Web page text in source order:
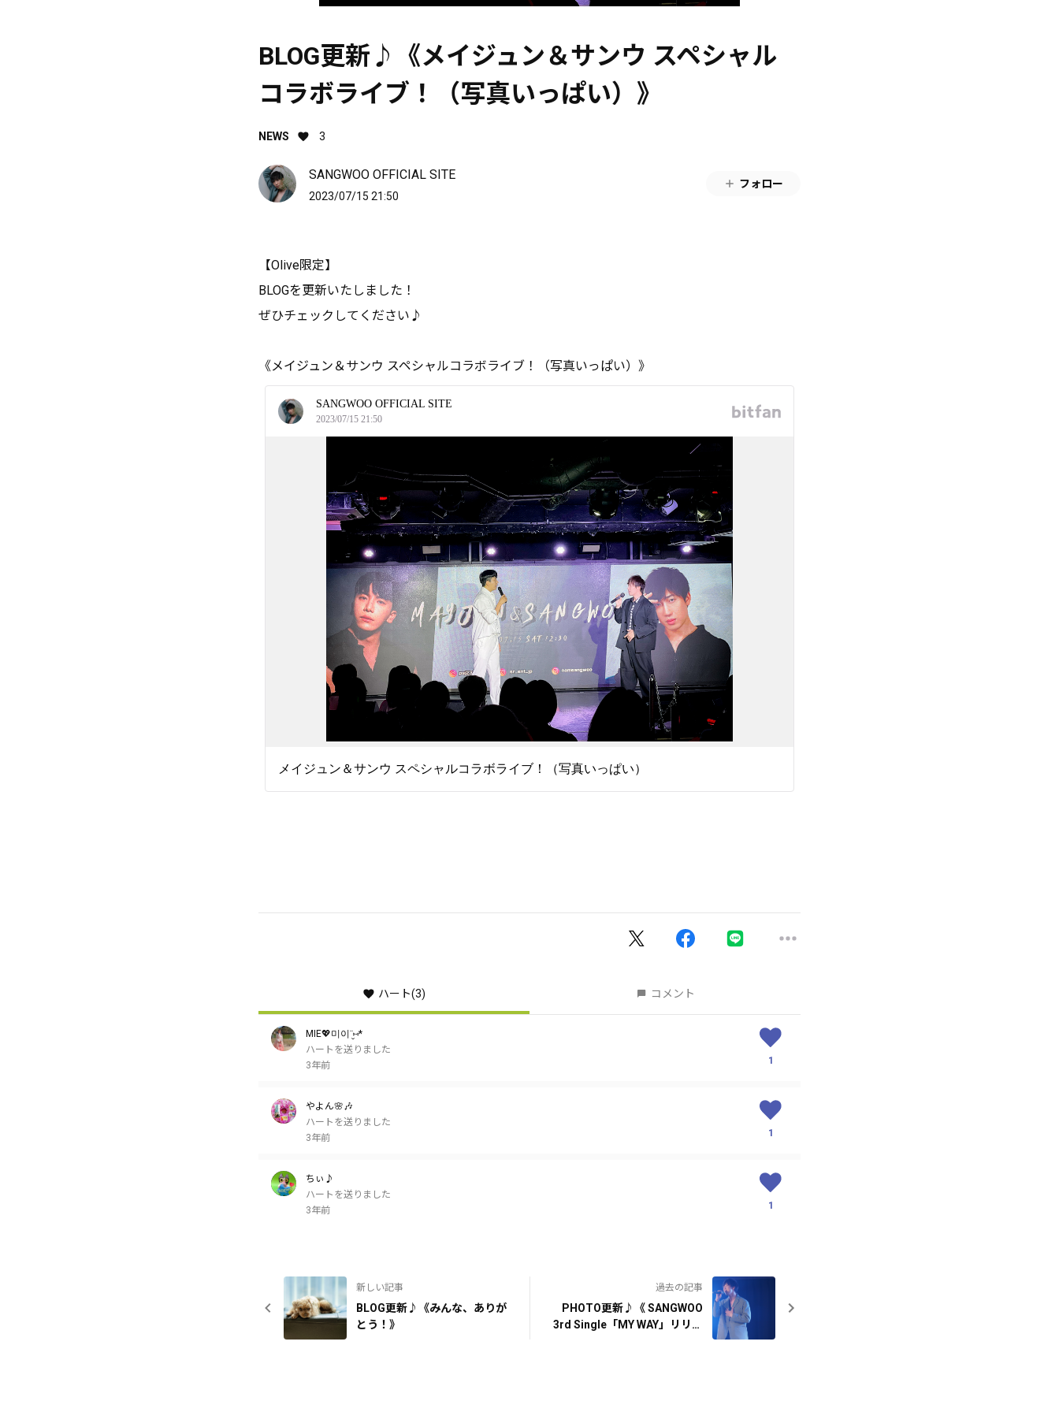
BLOG更新♪《メイジュン＆サンウ スペシャル
コラボライブ！（写真いっぱい）》
NEWS 3
SANGWOO OFFICIAL SITE
2023/07/15 21:50
フォロー
【Olive限定】
BLOGを更新いたしました！
ぜひチェックしてください♪
《メイジュン＆サンウ スペシャルコラボライブ！（写真いっぱい）》
ハート(3) コメント
MIE💖미이¨̮⑅*
ハートを送りました
3年前
1
やよん🌸🎶
ハートを送りました
3年前
1
ちぃ♪
ハートを送りました
3年前
1
新しい記事
BLOG更新♪《みんな、ありが
とう！》
過去の記事
PHOTO更新♪《 SANGWOO
3rd Single「MY WAY」リリー